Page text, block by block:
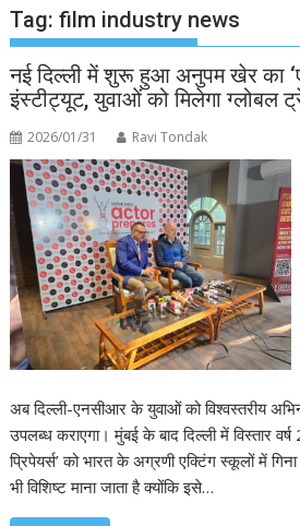
Tag:film industry news
नई दिल्ली में शुरू हुआ अनुपम खेर का
इंस्टीट्यूट, युवाओं को मिलेगा ग्लोबल
2026/01/31 Ravi Tondak
अब दिल्ली-एनसीआर के युवाओं को विश्वस्तरीय
उपलब्ध कराएगा। मुंबई के बाद दिल्ली में विस्तार
प्रिपेयर्स’ को भारत के अग्रणी एक्टिंग स्कूलों में
भी विशिष्ट माना जाता है क्योंकि इसे…